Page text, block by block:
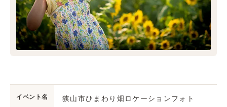
イベント名 狭山市ひまわり畑ロケーションフォト